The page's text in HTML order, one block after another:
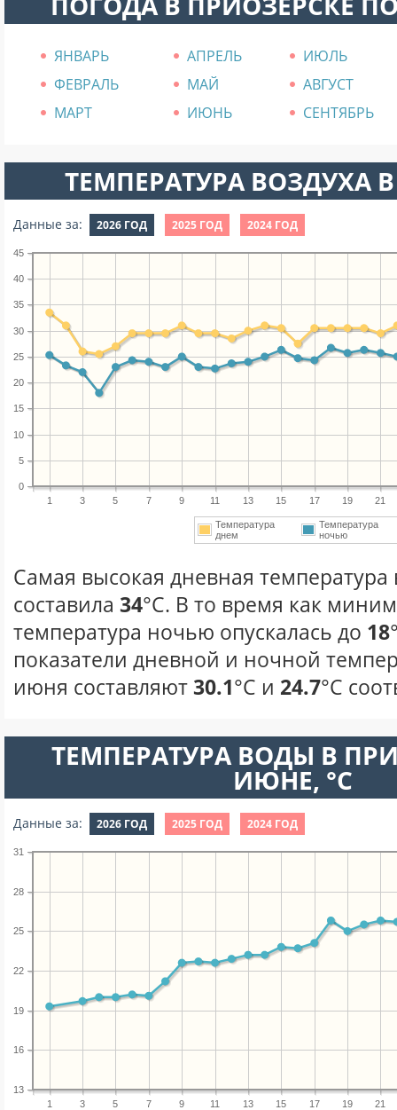
ЯНВАРЬ АПРЕЛЬ
ИЮЛЬ
ФЕВРАЛЬ
МАЙ
АВГУСТ
МАРТ
ИЮНЬ СЕНТЯБРЬ
ТЕМПЕРАТУРА ВОЗДУХА
Данные за: 2026 ГОД 2025 ГОД 2024 ГОД
1 3 5 7 9 11 13 15 17 19 21
0
5
10
15
20
25
30
35
40
45
Температура
днем
Температура
ночью
Самая высокая дневная
составила 34°С. В то время как
температура ночью опускалась до 18
показатели дневной и ночной
июня составляют30.1°С и 24.7°С
ТЕМПЕРАТУРА ВОДЫ В
ИЮНЕ, °C
Данные за: 2026 ГОД 2025 ГОД 2024 ГОД
1 3 5 7 9 11 13 15 17 19 21
13
16
19
22
25
28
31